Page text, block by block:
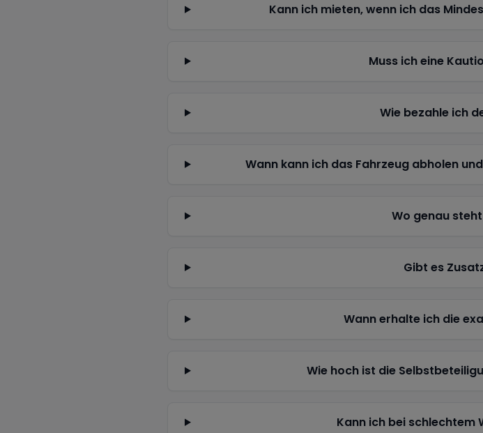
Kann ich mieten, wenn ich das
Muss ich eine
Wie bezahle ich
Wann kann ich das Fahrzeug abholen
Wo genau
Gibt es
Wann erhalte ich die
Wie hoch ist die
Kann ich bei schlechtem